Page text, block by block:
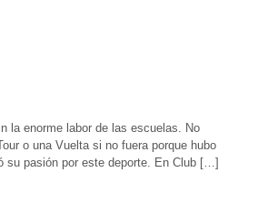
la enorme labor de las escuelas. No
o una Vuelta si no fuera porque hubo
su pasión por este deporte. En Club […]